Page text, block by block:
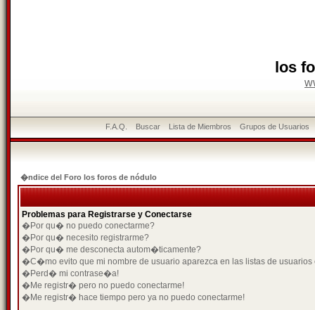
los
F.A.Q. Buscar Lista de Miembros Grupos de Usuarios
�ndice del Foro los foros de nódulo
Problemas para Registrarse y Conectarse
�Por qu� no puedo conectarme?
�Por qu� necesito registrarme?
�Por qu� me desconecta autom�ticamente?
�C�mo evito que mi nombre de usuario aparezca en las listas de usuarios
�Perd� mi contrase�a!
�Me registr� pero no puedo conectarme!
�Me registr� hace tiempo pero ya no puedo conectarme!